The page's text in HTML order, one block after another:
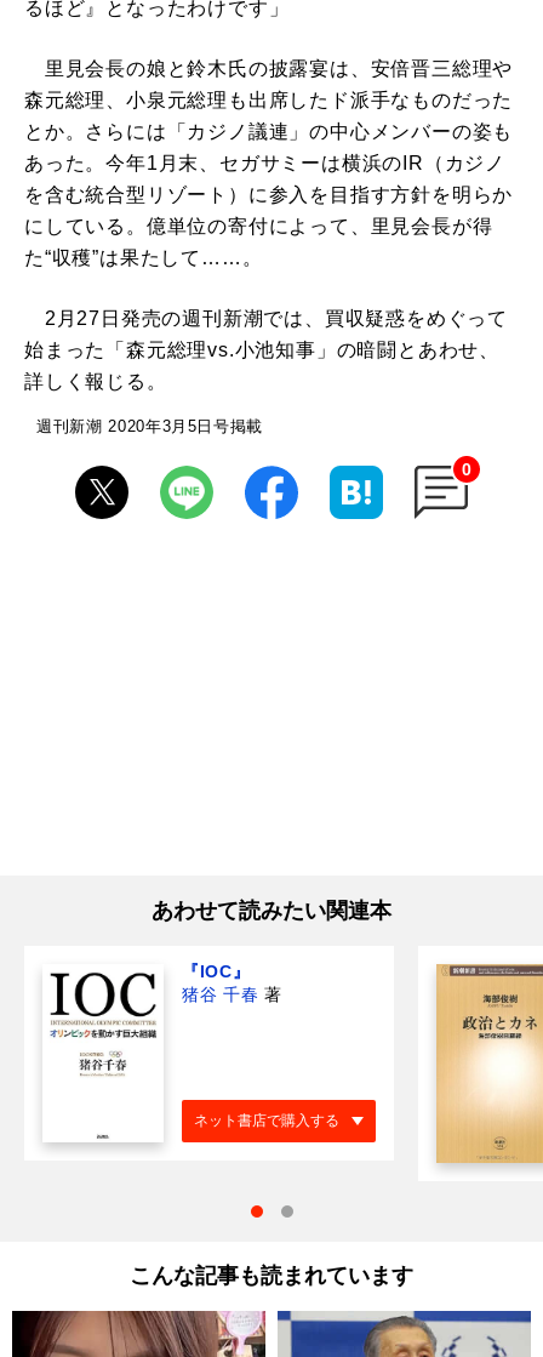
るほど』となったわけです」
里見会長の娘と鈴木氏の披露宴は、安倍晋三総理や
森元総理、小泉元総理も出席したド派手なものだった
とか。さらには「カジノ議連」の中心メンバーの姿も
あった。今年1月末、セガサミーは横浜のIR（カジノ
を含む統合型リゾート）に参入を目指す方針を明らか
にしている。億単位の寄付によって、里見会長が得
た“収穫”は果たして……。
2月27日発売の週刊新潮では、買収疑惑をめぐって
始まった「森元総理vs.小池知事」の暗闘とあわせ、
詳しく報じる。
週刊新潮 2020年3月5日号掲載
0
あわせて読みたい関連本
『IOC』
猪谷 千春 著
ネット書店で購入する
こんな記事も読まれています